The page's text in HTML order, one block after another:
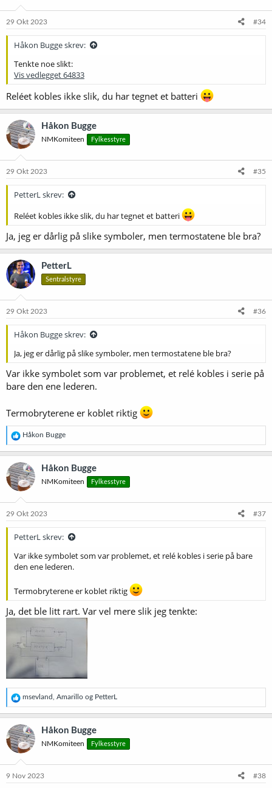
29 Okt 2023 #34
Håkon Bugge skrev:
Tenkte noe slikt:
Vis vedlegget 64833
Reléet kobles ikke slik, du har tegnet et batteri
Håkon Bugge
NMKomiteen Fylkesstyre
29 Okt 2023 #35
PetterL skrev:
Reléet kobles ikke slik, du har tegnet et batteri
Ja, jeg er dårlig på slike symboler, men termostatene ble bra?
PetterL
Sentralstyre
29 Okt 2023 #36
Håkon Bugge skrev:
Ja, jeg er dårlig på slike symboler, men termostatene ble bra?
Var ikke symbolet som var problemet, et relé kobles i serie på
bare den ene lederen.
Termobryterene er koblet riktig
R
e
a
k
s
j
o
e
Håkon Bugge
Håkon Bugge
NMKomiteen Fylkesstyre
29 Okt 2023 #37
PetterL skrev:
Var ikke symbolet som var problemet, et relé kobles i serie på bare
den ene lederen.
Termobryterene er koblet riktig
Ja, det ble litt rart. Var vel mere slik jeg tenkte:
R
e
a
k
s
j
o
e
msevland Amarillo og PetterL
Håkon Bugge
NMKomiteen Fylkesstyre
9 Nov 2023 #38